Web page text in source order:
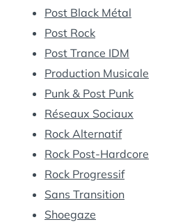
Post Black Métal
Post Rock
Post Trance IDM
Production Musicale
Punk & Post Punk
Réseaux Sociaux
Rock Alternatif
Rock Post-Hardcore
Rock Progressif
Sans Transition
Shoegaze